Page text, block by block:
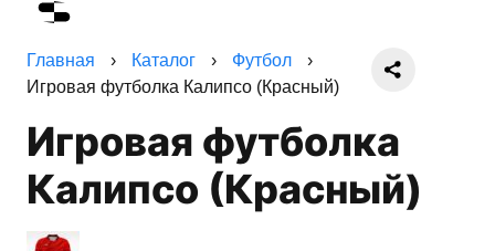
Главная › Каталог › Футбол
›
Игровая футболка Калипсо (Красный)
Игровая футболка
Калипсо (Красный)